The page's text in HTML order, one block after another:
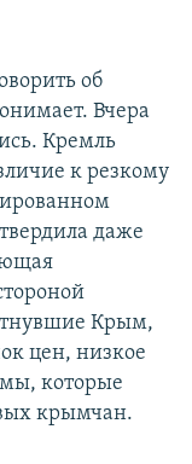
об
Вчера
Кремль
к резкому
даже
Крым,
цен, низкое
которые
крымчан.